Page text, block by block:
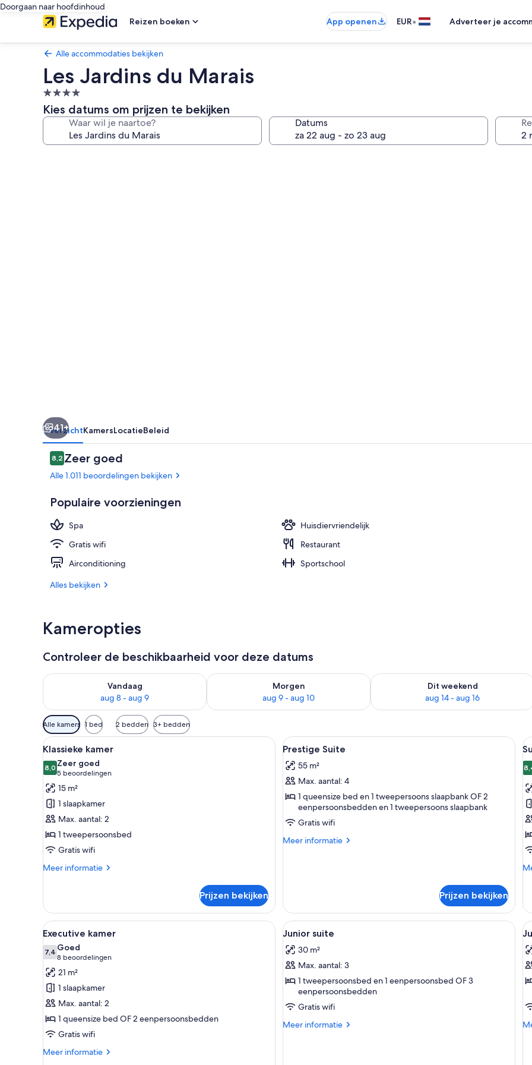
Doorgaan naar hoofdinhoud
Reizen boeken
App openen EUR• Adverteer je
Alle accommodaties bekijken
Les Jardins du Marais
4.0-
sterrenaccommodatie
Kies datums om prijzen te bekijken
Waar wil je naartoe? Datums
41+
OverzichtKamersLocatieBeleid
Beoordelingen
8,28,2 op 10 –
Zeer goed
Alle 1.011 beoordelingen bekijken
Populaire voorzieningen
Spa
Huisdiervriendelijk
Gratis wifi
Restaurant
Airconditioning
Sportschool
Alles bekijken
Kameropties
Controleer de beschikbaarheid voor deze datums
Vandaag
aug 8 - aug 9
De beschikbaarheid controleren voor vanavond aug 8 - aug 9
Morgen
aug 9 - aug 10
De beschikbaarheid controleren voor morgen aug 9 - aug 10
Dit weekend
aug 14 - aug 16
De beschikbaarheid controleren voor
Beschikbare
filters
voor
kamers
Alle kamers 1 bed 2 bedden 3+ bedden
Alle
foto's
voor
Klassieke
kamer
laden
Een hotelkamer met een groot bed, twee bedlampen, een kunstwerk boven het bed en een nachtkastje
5
Klassieke kamer
8,08,0 van 10
Zeer goed
5 beoordelingen
(5
beoordelingen)
15 m²
1 slaapkamer
Max. aantal: 2
1 tweepersoonsbed
Gratis wifi
Meer informatie
Meer
kamer
Prijzen bekijken
Alle
foto's
voor
Prestige
Suite
laden
Een hotelkamer met een groot bed,
5
Prestige Suite
55 m²
Max. aantal: 4
1 queensize bed en 1 tweepersoons slaapbank OF 2
eenpersoonsbedden en 1 tweepersoons slaapbank
Gratis wifi
Meer informatie
Meer
Prijzen bekijken
Alle
foto's
voor
Executive
kamer
laden
Hotelkamer met een groot bed, een bureau met stoel, een ronde tafel met vaas en een groot raam met
6
Executive kamer
7,47,4 van 10
Goed
8 beoordelingen
(8
beoordelingen)
21 m²
1 slaapkamer
Max. aantal: 2
1 queensize bed OF 2 eenpersoonsbedden
Gratis wifi
Meer informatie
Meer
Alle
foto's
voor
Junior
suite
laden
Een hotelkamer met een bed, een
6
Junior suite
30 m²
Max. aantal: 3
1 tweepersoonsbed en 1 eenpersoonsbed OF 3
eenpersoonsbedden
Gratis wifi
Meer informatie
Meer